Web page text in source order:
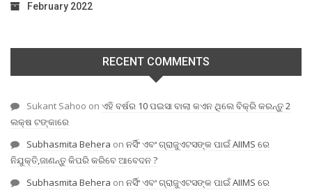
February 2022
RECENT COMMENTS
Sukant Sahoo on ଏହି ବର୍ଷର 10 ପଇସା ବାଲା କଏନ ଥିଲେ ବିକ୍ରି କରନ୍ତୁ 2
ଲକ୍ଷ ଟଙ୍କାରେ
Subhasmita Behera on ନର୍ସିଂ ଏବଂ ଗ୍ରାଜୁଏଟସଙ୍କ ପାଇଁ AIIMS ରେ
ନିଯୁକ୍ତି,ଜାଣନ୍ତୁ କିପରି କରିବେ ଆବେଦନ ?
Subhasmita Behera on ନର୍ସିଂ ଏବଂ ଗ୍ରାଜୁଏଟସଙ୍କ ପାଇଁ AIIMS ରେ